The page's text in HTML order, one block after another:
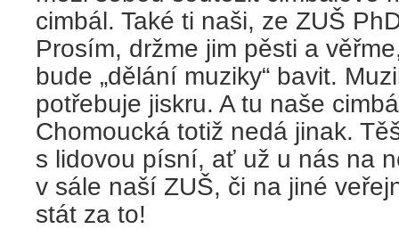
cimbál. Také ti naši, ze ZUŠ
Prosím, držme jim pěsti a
bude „dělání muziky“ bavit.
potřebuje jiskru. A tu naše
Chomoucká totiž nedá jinak.
s lidovou písní, ať už u nás na
v sále naší ZUŠ, či na jiné
stát za to!